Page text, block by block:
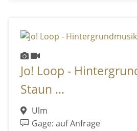
Jo! Loop -
Staun ...
Ulm
Gage: auf Anfrage